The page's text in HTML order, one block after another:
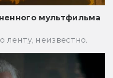
мультфильма
неизвестно.